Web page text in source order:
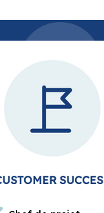
CUSTOMER SUCCESS
Chef de projet
Ajout de nouvelles